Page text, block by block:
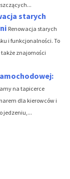
starych
Renowacja starych
i funkcjonalności. To
znajomości
na tapicerce
dla kierowców i
jedzeniu,...